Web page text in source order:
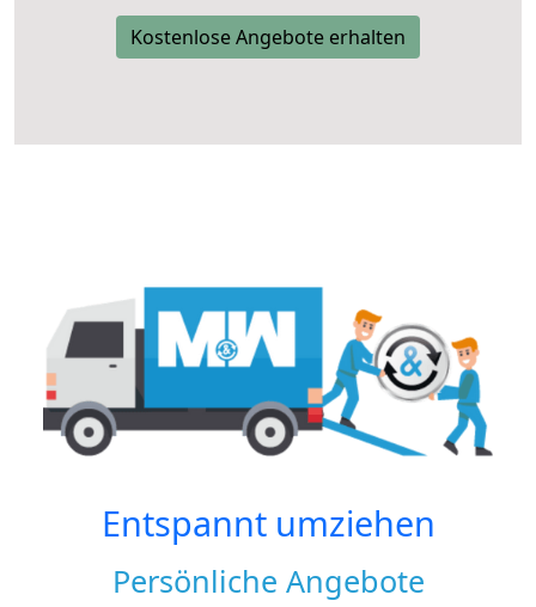
Kostenlose Angebote erhalten
Entspannt umziehen
Persönliche Angebote